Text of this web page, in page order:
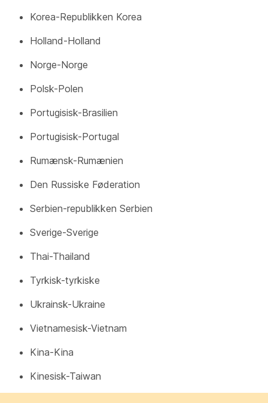
Korea-Republikken Korea
Holland-Holland
Norge-Norge
Polsk-Polen
Portugisisk-Brasilien
Portugisisk-Portugal
Rumænsk-Rumænien
Den Russiske Føderation
Serbien-republikken Serbien
Sverige-Sverige
Thai-Thailand
Tyrkisk-tyrkiske
Ukrainsk-Ukraine
Vietnamesisk-Vietnam
Kina-Kina
Kinesisk-Taiwan